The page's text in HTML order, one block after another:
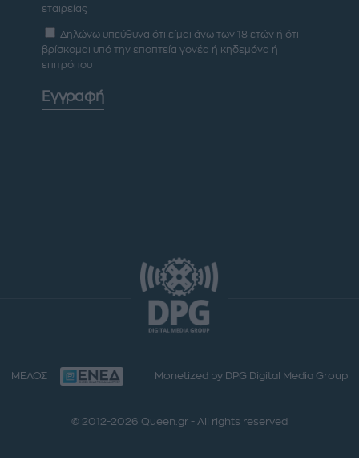
εταιρείας
Δηλώνω υπεύθυνα ότι είμαι άνω των 18 ετών ή ότι
βρίσκομαι υπό την εποπτεία γονέα ή κηδεμόνα ή
επιτρόπου
Εγγραφή
ΜΕΛΟΣ Monetized by DPG Digital Media Group
© 2012-2026 Queen.gr - All rights reserved